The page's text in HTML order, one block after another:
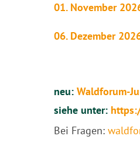
01. November
06. Dezember
neu: Waldforum-
siehe unter:
Bei Fragen: